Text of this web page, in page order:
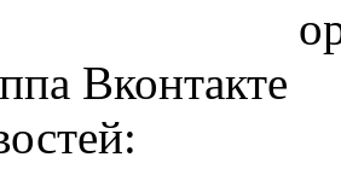
Вконтакте